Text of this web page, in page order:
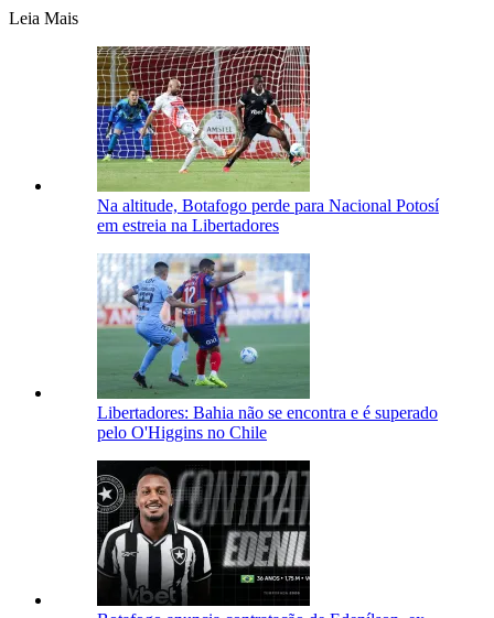
Leia Mais
Na altitude, Botafogo perde para Nacional Potosí
em estreia na Libertadores
Libertadores: Bahia não se encontra e é superado
pelo O'Higgins no Chile